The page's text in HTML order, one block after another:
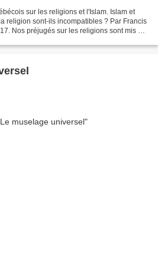
sur les religions et l'Islam. Islam et
religion sont-ils incompatibles ? Par Francis
Nos préjugés sur les religions sont mis à